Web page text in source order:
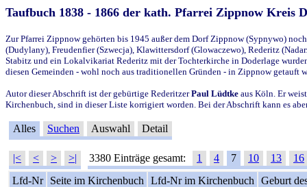
Taufbuch 1838 - 1866 der kath. Pfarrei Zippnow Kreis
Zur Pfarrei Zippnow gehörten bis 1945 außer dem Dorf Zippnow (Sypnywo)
(Dudylany), Freudenfier (Szwecja), Klawittersdorf (Glowaczewo), Rederitz
Stabitz und ein Lokalvikariat Rederitz mit der Tochterkirche in Doderlage
diesen Gemeinden - wohl noch aus traditionellen Gründen - in Zippnow getauft
Autor dieser Abschrift ist der gebürtige RederitzerPaul Lüdtke aus Köln. Er
Kirchenbuch, sind in dieser Liste korrigiert worden. Bei der Abschrift kann es
Alles Suchen Auswahl Detail
|< < > >| 3380 Einträge gesamt: 1 4 7 10 13
16
Lfd-Nr
Seite im Kirchenbuch Lfd-Nr im Kirchenbuch
Geburt